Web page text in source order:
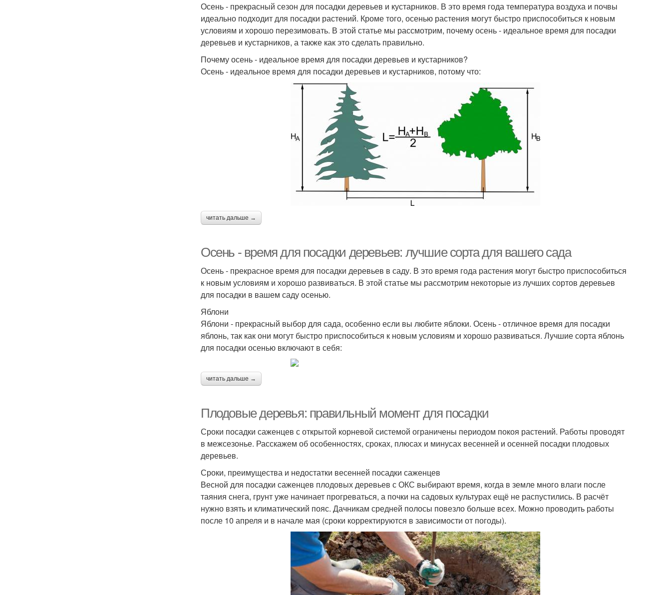
Осень - прекрасный сезон для посадки деревьев и кустарников. В это время года температура воздуха и почвы
идеально подходит для посадки растений. Кроме того, осенью растения могут быстро приспособиться к новым
условиям и хорошо перезимовать. В этой статье мы рассмотрим, почему осень - идеальное время для посадки
деревьев и кустарников, а также как это сделать правильно.
Почему осень - идеальное время для посадки деревьев и кустарников?
Осень - идеальное время для посадки деревьев и кустарников, потому что:
читать дальше →
Осень - время для посадки деревьев: лучшие сорта для вашего сада
Осень - прекрасное время для посадки деревьев в саду. В это время года растения могут быстро приспособиться
к новым условиям и хорошо развиваться. В этой статье мы рассмотрим некоторые из лучших сортов деревьев
для посадки в вашем саду осенью.
Яблони
Яблони - прекрасный выбор для сада, особенно если вы любите яблоки. Осень - отличное время для посадки
яблонь, так как они могут быстро приспособиться к новым условиям и хорошо развиваться. Лучшие сорта яблонь
для посадки осенью включают в себя:
читать дальше →
Плодовые деревья: правильный момент для посадки
Сроки посадки саженцев с открытой корневой системой ограничены периодом покоя растений. Работы проводят
в межсезонье. Расскажем об особенностях, сроках, плюсах и минусах весенней и осенней посадки плодовых
деревьев.
Сроки, преимущества и недостатки весенней посадки саженцев
Весной для посадки саженцев плодовых деревьев с ОКС выбирают время, когда в земле много влаги после
таяния снега, грунт уже начинает прогреваться, а почки на садовых культурах ещё не распустились. В расчёт
нужно взять и климатический пояс. Дачникам средней полосы повезло больше всех. Можно проводить работы
после 10 апреля и в начале мая (сроки корректируются в зависимости от погоды).